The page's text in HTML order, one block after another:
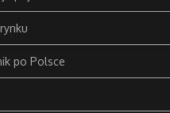
po Polsce